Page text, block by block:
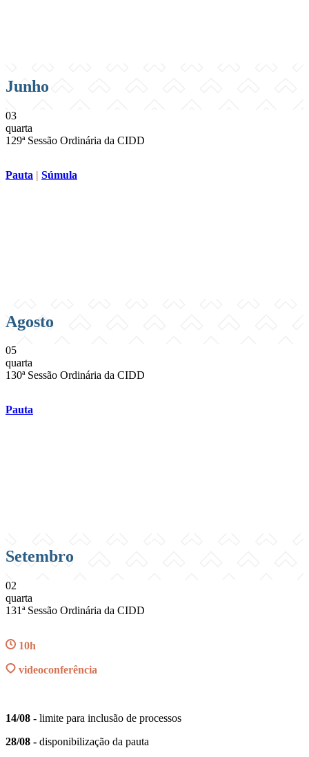
Junho
03
quarta
129ª Sessão Ordinária da CIDD
Pauta | Súmula
Agosto
05
quarta
130ª Sessão Ordinária da CIDD
Pauta
Setembro
02
quarta
131ª Sessão Ordinária da CIDD
10h
videoconferência
14/08 - limite para inclusão de processos
28/08 - disponibilização da pauta